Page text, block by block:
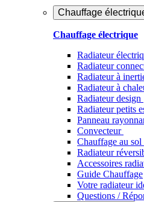
Chauffage
Chauffage électrique
Radiateur
Radiateur
Radiateur à
Radiateur à
Radiateur design
Radiateur petits
Panneau
Convecteur
Chauffage au sol
Radiateur
Accessoires
Guide Chauffage
Votre radiateur
Questions /